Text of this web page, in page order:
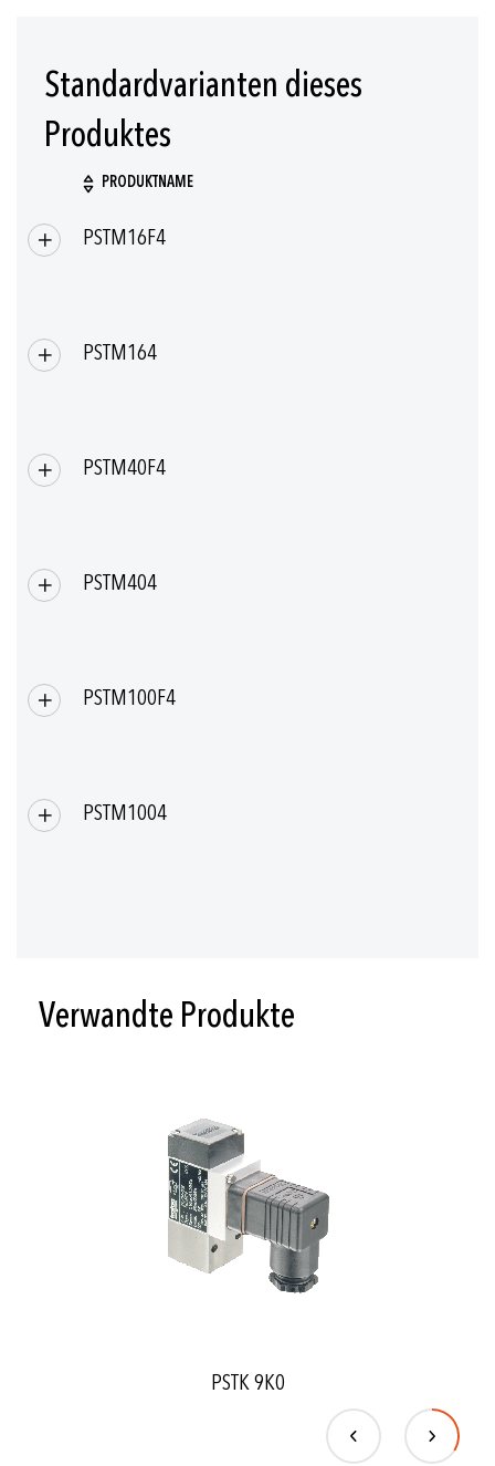
Standardvarianten dieses
Produktes
Produkte
PRODUKTNAME
PSTM16F4
PSTM164
PSTM40F4
PSTM404
PSTM100F4
PSTM1004
Verwandte Produkte
PSTK 9K0